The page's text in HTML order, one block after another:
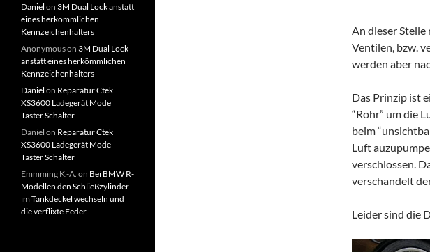
An dieser
Ventilen, bzw.
werden aber
Das Prinzip ist
“Rohr” um die
beim
Luft
verschlossen.
verschandelt
Leider sind die
Daniel on 3M Dual Lock anstatt
eines herkömmlichen
Kennzeichenhalters
Anonymouson 3M Dual Lock
anstatt eines herkömmlichen
Kennzeichenhalters
Daniel on Reparatur Ctek
XS3600 Ladegerät Mode
Taster Schalter
Daniel on Reparatur Ctek
XS3600 Ladegerät Mode
Taster Schalter
Emmming K.-A. on Bei BMW R-
Modellen den Schließzylinder
im Tankdeckel wechseln und
die verflixte Feder.